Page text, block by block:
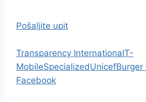
Pošaljite upit
Transparency InternationalT-
MobileSpecializedUnicefBurger
Facebook